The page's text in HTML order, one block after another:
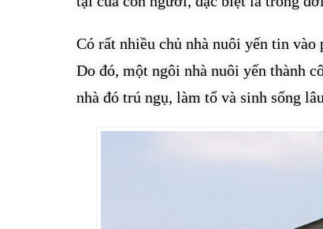
Có rất nhiều chủ nhà nuôi yến tin vào
Do đó, một ngôi nhà nuôi yến thành
nhà đó trú ngụ, làm tổ và sinh sống